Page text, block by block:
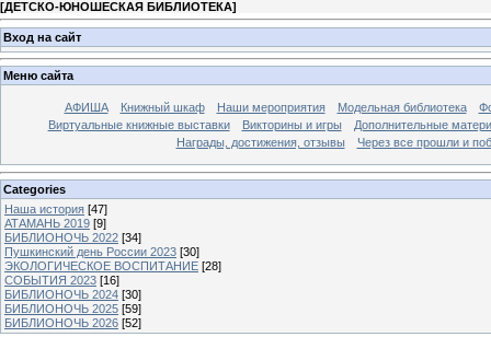
[ДЕТСКО-ЮНОШЕСКАЯ БИБЛИОТЕКА]
Вход на сайт
Меню сайта
АФИША Книжный шкаф Наши мероприятия Модельная библиотека
Виртуальные книжные выставки
Викторины и игры
Дополнительные
Награды, достижения, отзывы
Через все прошли и
Categories
Наша история [47]
АТАМАНЬ 2019 [9]
БИБЛИОНОЧЬ 2022 [34]
Пушкинский день России 2023 [30]
ЭКОЛОГИЧЕСКОЕ ВОСПИТАНИЕ [28]
СОБЫТИЯ 2023 [16]
БИБЛИОНОЧЬ 2024 [30]
БИБЛИОНОЧЬ 2025 [59]
БИБЛИОНОЧЬ 2026 [52]